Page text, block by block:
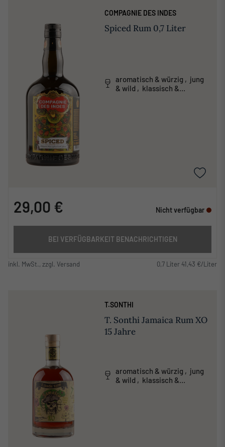
COMPAGNIE DES INDES
Spiced Rum 0,7 Liter
aromatisch & würzig , jung
& wild , klassisch &
29,00 € Nicht verfügbar
BEI VERFÜGBARKEIT BENACHRICHTIGEN
inkl. MwSt., zzgl. Versand 0,7 Liter 41,43 €/Liter
T.SONTHI
T. Sonthi Jamaica Rum XO
15 Jahre
aromatisch & würzig , jung
& wild , klassisch &